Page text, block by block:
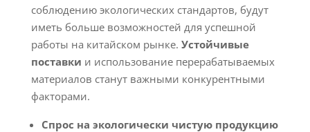
соблюдению экологических стандартов, будут
иметь больше возможностей для успешной
работы на китайском рынке. Устойчивые
поставки и использование перерабатываемых
материалов станут важными конкурентными
факторами.
Спрос на экологически чистую продукцию